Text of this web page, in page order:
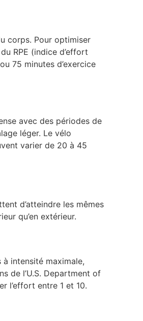
corps. Pour optimiser
RPE (indice d’effort
75 minutes d’exercice
avec des périodes de
léger. Le vélo
varier de 20 à 45
d’atteindre les mêmes
qu’en extérieur.
intensité maximale,
de l’U.S. Department of
l’effort entre 1 et 10.